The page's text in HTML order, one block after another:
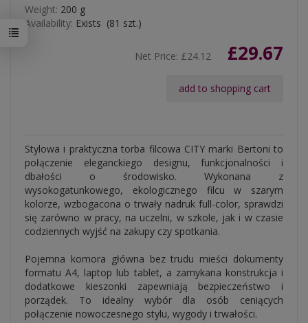
Weight: 200 g
Availability: Exists (81 szt.)
Net Price: £24.12 £29.67
add to shopping cart
Stylowa i praktyczna torba filcowa CITY marki Bertoni to
połączenie eleganckiego designu, funkcjonalności i
dbałości o środowisko. Wykonana z
wysokogatunkowego, ekologicznego filcu w szarym
kolorze, wzbogacona o trwały nadruk full-color, sprawdzi
się zarówno w pracy, na uczelni, w szkole, jak i w czasie
codziennych wyjść na zakupy czy spotkania.
Pojemna komora główna bez trudu mieści dokumenty
formatu A4, laptop lub tablet, a zamykana konstrukcja i
dodatkowe kieszonki zapewniają bezpieczeństwo i
porządek. To idealny wybór dla osób ceniących
połączenie nowoczesnego stylu, wygody i trwałości.